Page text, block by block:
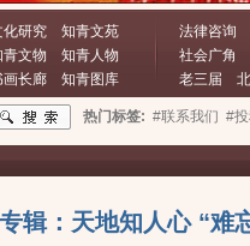
化研究
知青文苑
青文物
知青人物
画长廊 知青图库
法律咨询
社会广角
老三届
热门标签: #联系我们 #
辑：天地知人心 “难